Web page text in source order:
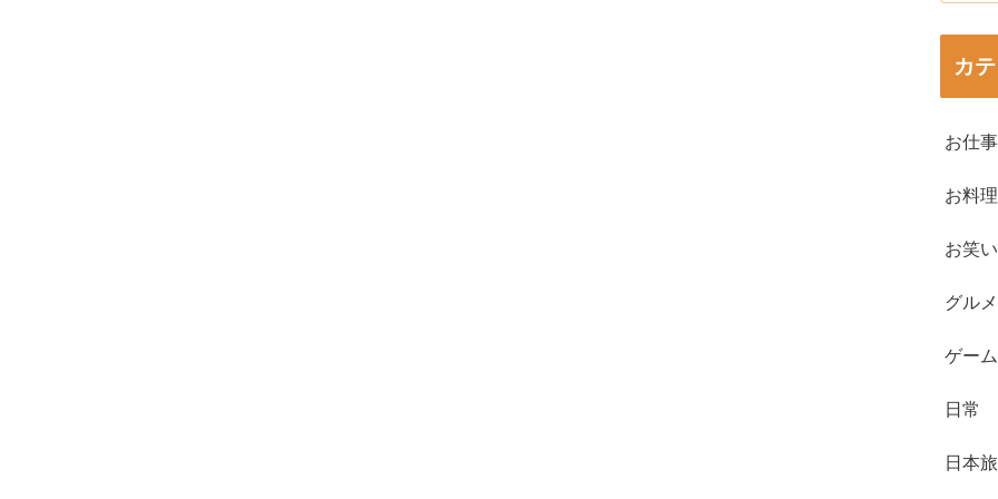
カ
お仕
お料理
お笑い
グルメ
ゲーム
日常
日本旅